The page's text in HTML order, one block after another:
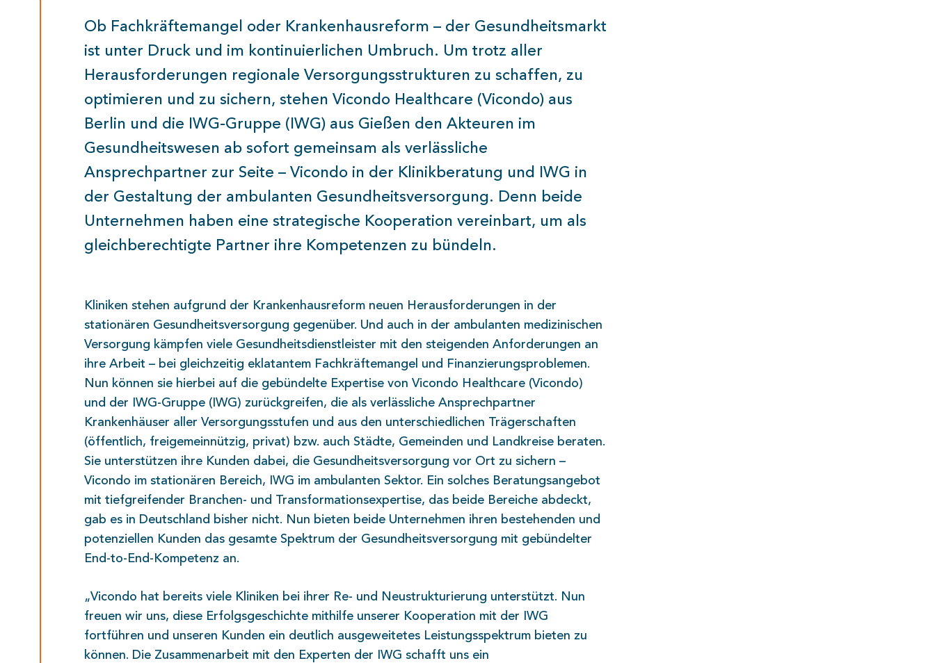
Ob Fachkräftemangel oder Krankenhausreform – der Gesundheitsmarkt
ist unter Druck und im kontinuierlichen Umbruch. Um trotz aller
Herausforderungen regionale Versorgungsstrukturen zu schaffen, zu
optimieren und zu sichern, stehen Vicondo Healthcare (Vicondo) aus
Berlin und die IWG-Gruppe (IWG) aus Gießen den Akteuren im
Gesundheitswesen ab sofort gemeinsam als verlässliche
Ansprechpartner zur Seite – Vicondo in der Klinikberatung und IWG in
der Gestaltung der ambulanten Gesundheitsversorgung. Denn beide
Unternehmen haben eine strategische Kooperation vereinbart, um als
gleichberechtigte Partner ihre Kompetenzen zu bündeln.
Kliniken stehen aufgrund der Krankenhausreform neuen Herausforderungen in der
stationären Gesundheitsversorgung gegenüber. Und auch in der ambulanten medizinischen
Versorgung kämpfen viele Gesundheitsdienstleister mit den steigenden Anforderungen an
ihre Arbeit – bei gleichzeitig eklatantem Fachkräftemangel und Finanzierungsproblemen.
Nun können sie hierbei auf die gebündelte Expertise von Vicondo Healthcare (Vicondo)
und der IWG-Gruppe (IWG) zurückgreifen, die als verlässliche Ansprechpartner
Krankenhäuser aller Versorgungsstufen und aus den unterschiedlichen Trägerschaften
(öffentlich, freigemeinnützig, privat) bzw. auch Städte, Gemeinden und Landkreise beraten.
Sie unterstützen ihre Kunden dabei, die Gesundheitsversorgung vor Ort zu sichern –
Vicondo im stationären Bereich, IWG im ambulanten Sektor. Ein solches Beratungsangebot
mit tiefgreifender Branchen- und Transformationsexpertise, das beide Bereiche abdeckt,
gab es in Deutschland bisher nicht. Nun bieten beide Unternehmen ihren bestehenden und
potenziellen Kunden das gesamte Spektrum der Gesundheitsversorgung mit gebündelter
End-to-End-Kompetenz an.
„Vicondo hat bereits viele Kliniken bei ihrer Re- und Neustrukturierung unterstützt. Nun
freuen wir uns, diese Erfolgsgeschichte mithilfe unserer Kooperation mit der IWG
fortführen und unseren Kunden ein deutlich ausgeweitetes Leistungsspektrum bieten zu
können. Die Zusammenarbeit mit den Experten der IWG schafft uns ein